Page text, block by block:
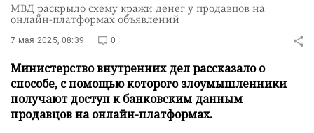
МВД раскрыло схему кражи денег у продавцов на
онлайн-платформах объявлений
7 мая 2025, 08:39 0
Министерство внутренних дел рассказало о
способе, с помощью которого злоумышленники
получают доступ к банковским данным
продавцов на онлайн-платформах.